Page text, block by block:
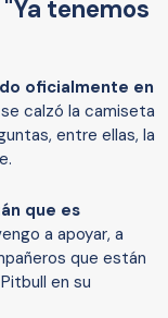
tenemos
oficialmente en
calzó la camiseta
entre ellas, la
que es
a apoyar, a
que están
en su